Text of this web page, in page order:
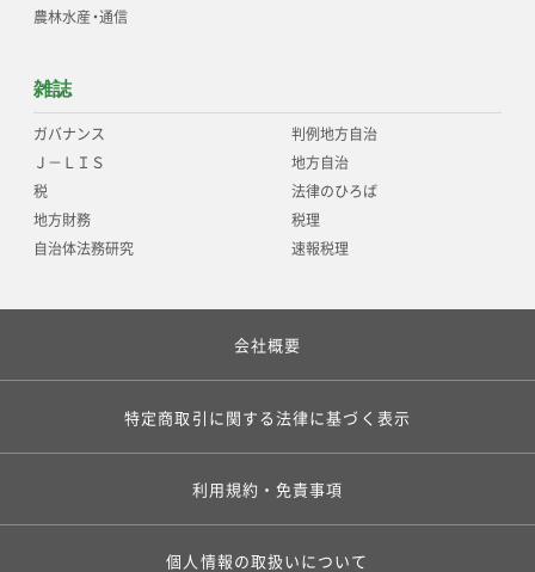
農林水産・通信
雑誌
ガバナンス
Ｊ－ＬＩＳ
税
地方財務
自治体法務研究
判例地方自治
地方自治
法律のひろば
税理
速報税理
会社概要
特定商取引に関する法律に基づく表示
利用規約・免責事項
個人情報の取扱いについて